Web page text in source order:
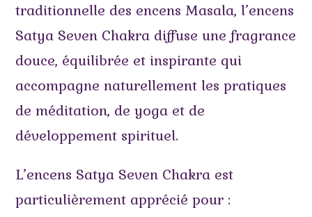
traditionnelle des encens Masala, l’encens
Satya Seven Chakra diffuse une fragrance
douce, équilibrée et inspirante qui
accompagne naturellement les pratiques
de méditation, de yoga et de
développement spirituel.
L’encens Satya Seven Chakra est
particulièrement apprécié pour :